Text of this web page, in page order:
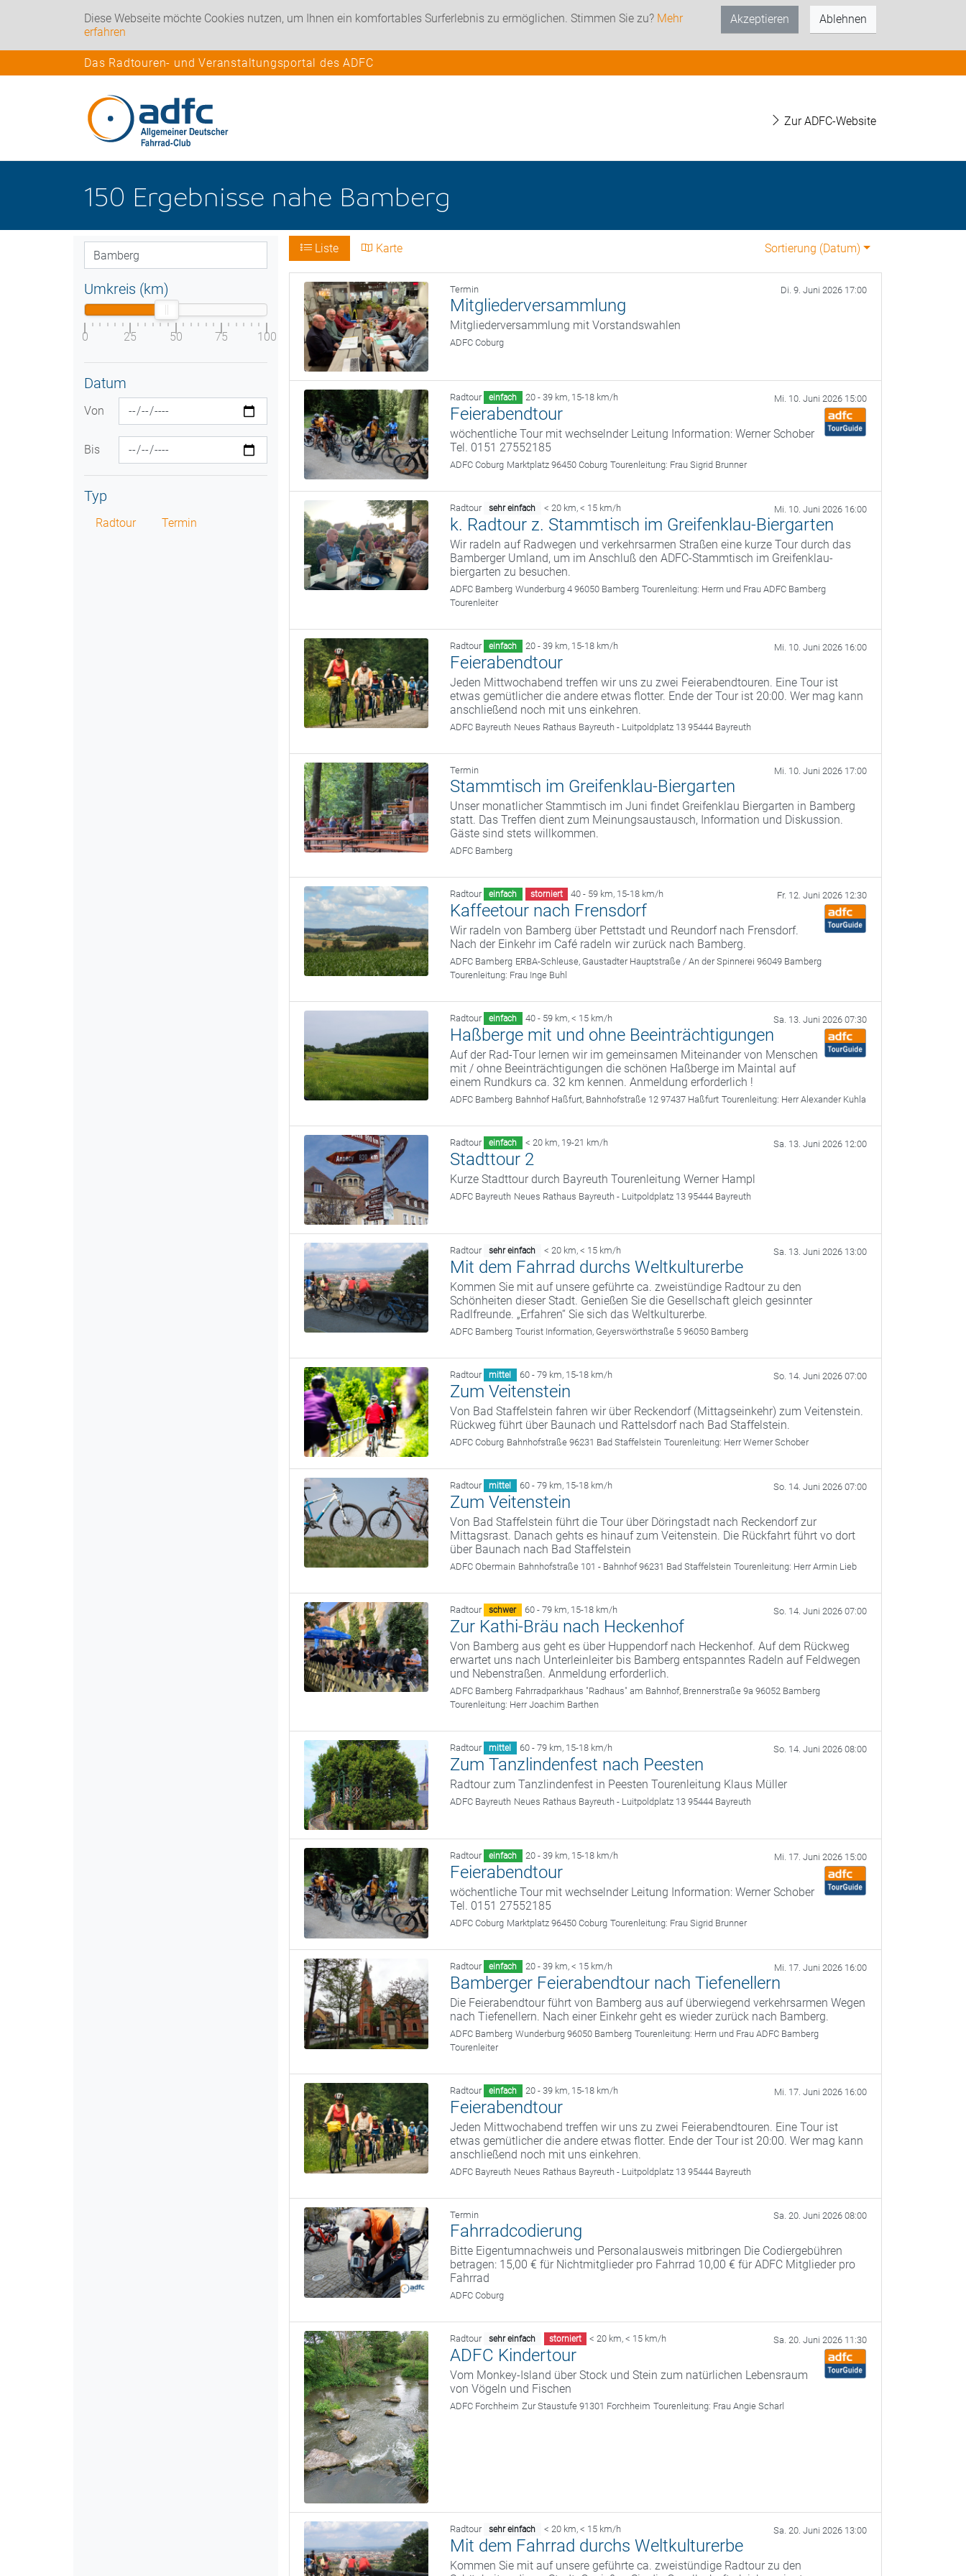
Diese Webseite möchte Cookies nutzen, um Ihnen ein komfortables Surferlebnis zu ermöglichen. Stimmen Sie zu? Mehr
erfahren
Akzeptieren Ablehnen
Das Radtouren- und Veranstaltungsportal des ADFC
Zur ADFC-Website
150 Ergebnisse nahe Bamberg
Umkreis (km)
0 25 50 75 100
Datum
Von
Bis
Typ
Radtour Termin
Liste Karte Sortierung (Datum)
Termin Di. 9. Juni 2026 17:00
Mitgliederversammlung
Mitgliederversammlung mit Vorstandswahlen
ADFC Coburg
Radtour einfach 20 - 39 km, 15-18 km/h Mi. 10. Juni 2026 15:00
Feierabendtour
wöchentliche Tour mit wechselnder Leitung Information: Werner Schober
Tel. 0151 27552185
ADFC Coburg Marktplatz 96450 Coburg Tourenleitung: Frau Sigrid Brunner
Radtour sehr einfach < 20 km, < 15 km/h Mi. 10. Juni 2026 16:00
k. Radtour z. Stammtisch im Greifenklau-Biergarten
Wir radeln auf Radwegen und verkehrsarmen Straßen eine kurze Tour durch das
Bamberger Umland, um im Anschluß den ADFC-Stammtisch im Greifenklau-
biergarten zu besuchen.
ADFC Bamberg Wunderburg 4 96050 Bamberg Tourenleitung: Herrn und Frau ADFC Bamberg
Tourenleiter
Radtour einfach 20 - 39 km, 15-18 km/h Mi. 10. Juni 2026 16:00
Feierabendtour
Jeden Mittwochabend treffen wir uns zu zwei Feierabendtouren. Eine Tour ist
etwas gemütlicher die andere etwas flotter. Ende der Tour ist 20:00. Wer mag kann
anschließend noch mit uns einkehren.
ADFC Bayreuth Neues Rathaus Bayreuth - Luitpoldplatz 13 95444 Bayreuth
Termin Mi. 10. Juni 2026 17:00
Stammtisch im Greifenklau-Biergarten
Unser monatlicher Stammtisch im Juni findet Greifenklau Biergarten in Bamberg
statt. Das Treffen dient zum Meinungsaustausch, Information und Diskussion.
Gäste sind stets willkommen.
ADFC Bamberg
Radtour einfach storniert 40 - 59 km, 15-18 km/h Fr. 12. Juni 2026 12:30
Kaffeetour nach Frensdorf
Wir radeln von Bamberg über Pettstadt und Reundorf nach Frensdorf.
Nach der Einkehr im Café radeln wir zurück nach Bamberg.
ADFC Bamberg ERBA-Schleuse, Gaustadter Hauptstraße / An der Spinnerei 96049 Bamberg
Tourenleitung: Frau Inge Buhl
Radtour einfach 40 - 59 km, < 15 km/h Sa. 13. Juni 2026 07:30
Haßberge mit und ohne Beeinträchtigungen
Auf der Rad-Tour lernen wir im gemeinsamen Miteinander von Menschen
mit / ohne Beeinträchtigungen die schönen Haßberge im Maintal auf
einem Rundkurs ca. 32 km kennen. Anmeldung erforderlich !
ADFC Bamberg Bahnhof Haßfurt, Bahnhofstraße 12 97437 Haßfurt Tourenleitung: Herr Alexander Kuhla
Radtour einfach < 20 km, 19-21 km/h Sa. 13. Juni 2026 12:00
Stadttour 2
Kurze Stadttour durch Bayreuth Tourenleitung Werner Hampl
ADFC Bayreuth Neues Rathaus Bayreuth - Luitpoldplatz 13 95444 Bayreuth
Radtour sehr einfach < 20 km, < 15 km/h Sa. 13. Juni 2026 13:00
Mit dem Fahrrad durchs Weltkulturerbe
Kommen Sie mit auf unsere geführte ca. zweistündige Radtour zu den
Schönheiten dieser Stadt. Genießen Sie die Gesellschaft gleich gesinnter
Radlfreunde. „Erfahren“ Sie sich das Weltkulturerbe.
ADFC Bamberg Tourist Information, Geyerswörthstraße 5 96050 Bamberg
Radtour mittel 60 - 79 km, 15-18 km/h So. 14. Juni 2026 07:00
Zum Veitenstein
Von Bad Staffelstein fahren wir über Reckendorf (Mittagseinkehr) zum Veitenstein.
Rückweg führt über Baunach und Rattelsdorf nach Bad Staffelstein.
ADFC Coburg Bahnhofstraße 96231 Bad Staffelstein Tourenleitung: Herr Werner Schober
Radtour mittel 60 - 79 km, 15-18 km/h So. 14. Juni 2026 07:00
Zum Veitenstein
Von Bad Staffelstein führt die Tour über Döringstadt nach Reckendorf zur
Mittagsrast. Danach gehts es hinauf zum Veitenstein. Die Rückfahrt führt vo dort
über Baunach nach Bad Staffelstein
ADFC Obermain Bahnhofstraße 101 - Bahnhof 96231 Bad Staffelstein Tourenleitung: Herr Armin Lieb
Radtour schwer 60 - 79 km, 15-18 km/h So. 14. Juni 2026 07:00
Zur Kathi-Bräu nach Heckenhof
Von Bamberg aus geht es über Huppendorf nach Heckenhof. Auf dem Rückweg
erwartet uns nach Unterleinleiter bis Bamberg entspanntes Radeln auf Feldwegen
und Nebenstraßen. Anmeldung erforderlich.
ADFC Bamberg Fahrradparkhaus "Radhaus" am Bahnhof, Brennerstraße 9a 96052 Bamberg
Tourenleitung: Herr Joachim Barthen
Radtour mittel 60 - 79 km, 15-18 km/h So. 14. Juni 2026 08:00
Zum Tanzlindenfest nach Peesten
Radtour zum Tanzlindenfest in Peesten Tourenleitung Klaus Müller
ADFC Bayreuth Neues Rathaus Bayreuth - Luitpoldplatz 13 95444 Bayreuth
Radtour einfach 20 - 39 km, 15-18 km/h Mi. 17. Juni 2026 15:00
Feierabendtour
wöchentliche Tour mit wechselnder Leitung Information: Werner Schober
Tel. 0151 27552185
ADFC Coburg Marktplatz 96450 Coburg Tourenleitung: Frau Sigrid Brunner
Radtour einfach 20 - 39 km, < 15 km/h Mi. 17. Juni 2026 16:00
Bamberger Feierabendtour nach Tiefenellern
Die Feierabendtour führt von Bamberg aus auf überwiegend verkehrsarmen Wegen
nach Tiefenellern. Nach einer Einkehr geht es wieder zurück nach Bamberg.
ADFC Bamberg Wunderburg 96050 Bamberg Tourenleitung: Herrn und Frau ADFC Bamberg
Tourenleiter
Radtour einfach 20 - 39 km, 15-18 km/h Mi. 17. Juni 2026 16:00
Feierabendtour
Jeden Mittwochabend treffen wir uns zu zwei Feierabendtouren. Eine Tour ist
etwas gemütlicher die andere etwas flotter. Ende der Tour ist 20:00. Wer mag kann
anschließend noch mit uns einkehren.
ADFC Bayreuth Neues Rathaus Bayreuth - Luitpoldplatz 13 95444 Bayreuth
Termin Sa. 20. Juni 2026 08:00
Fahrradcodierung
Bitte Eigentumnachweis und Personalausweis mitbringen Die Codiergebühren
betragen: 15,00 € für Nichtmitglieder pro Fahrrad 10,00 € für ADFC Mitglieder pro
Fahrrad
ADFC Coburg
Radtour sehr einfach storniert < 20 km, < 15 km/h Sa. 20. Juni 2026 11:30
ADFC Kindertour
Vom Monkey-Island über Stock und Stein zum natürlichen Lebensraum
von Vögeln und Fischen
ADFC Forchheim Zur Staustufe 91301 Forchheim Tourenleitung: Frau Angie Scharl
Radtour sehr einfach < 20 km, < 15 km/h Sa. 20. Juni 2026 13:00
Mit dem Fahrrad durchs Weltkulturerbe
Kommen Sie mit auf unsere geführte ca. zweistündige Radtour zu den